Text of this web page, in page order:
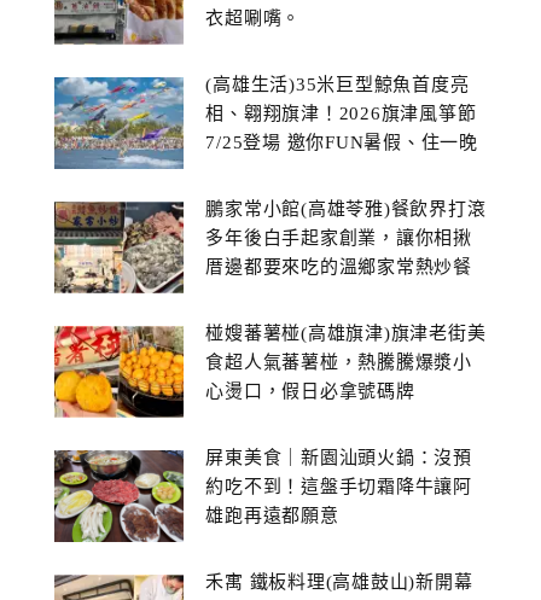
衣超唰嘴。
(高雄生活)35米巨型鯨魚首度亮
相、翱翔旗津！2026旗津風箏節
7/25登場 邀你FUN暑假、住一晚
鵬家常小館(高雄苓雅)餐飲界打滾
多年後白手起家創業，讓你相揪
厝邊都要來吃的溫鄉家常熱炒餐
椪嫂蕃薯椪(高雄旗津)旗津老街美
食超人氣蕃薯椪，熱騰騰爆漿小
心燙口，假日必拿號碼牌
屏東美食｜新園汕頭火鍋：沒預
約吃不到！這盤手切霜降牛讓阿
雄跑再遠都願意
禾寓 鐵板料理(高雄鼓山)新開幕